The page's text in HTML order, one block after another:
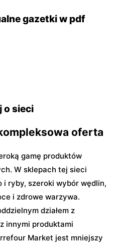
gazetki w pdf
o sieci
oferta
gamę produktów
W sklepach tej sieci
i ryby, szeroki wybór wędlin,
i zdrowe warzywa.
działem z
innymi produktami
Market jest mniejszy